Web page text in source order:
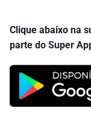
Clique abaixo na
parte do Super